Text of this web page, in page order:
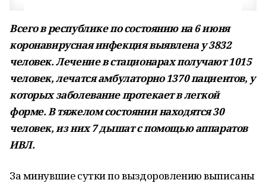
Всего в республике по состоянию на 6 июня
коронавирусная инфекция выявлена у 3832
человек. Лечение в стационарах получают 1015
человек, лечатся амбулаторно 1370 пациентов, у
которых заболевание протекает в легкой
форме. В тяжелом состоянии находятся 30
человек, из них 7 дышат с помощью аппаратов
ИВЛ.
За минувшие сутки по выздоровлению выписаны